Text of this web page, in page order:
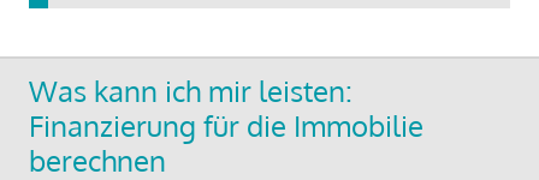
Was kann ich mir leisten:
Finanzierung für die Immobilie
berechnen